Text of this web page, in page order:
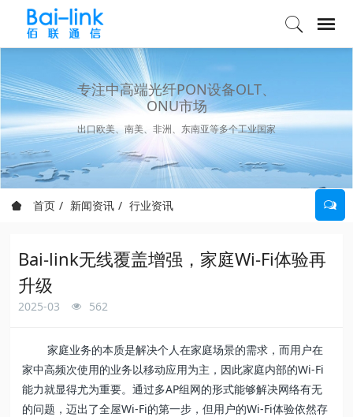
专注中高端光纤PON设备OLT、
ONU市场
出口欧美、南美、非洲、东南亚等多个工业国家
首页 新闻资讯 行业资讯
Bai-link无线覆盖增强，家庭Wi-Fi体验再
升级
2025-03 562
家庭业务的本质是解决个人在家庭场景的需求，而用户在
家中高频次使用的业务以移动应用为主，因此家庭内部的Wi-Fi
能力就显得尤为重要。通过多AP组网的形式能够解决网络有无
的问题，迈出了全屋Wi-Fi的第一步，但用户的Wi-Fi体验依然存